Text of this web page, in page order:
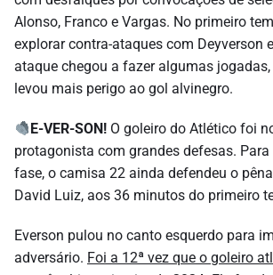
Alonso, Franco e Vargas. No primeiro
explorar contra-ataques com Deyverson
ataque chegou a fazer algumas
levou mais perigo ao gol alvinegro.
E-VER-SON! O goleiro do Atlético foi
protagonista com grandes defesas.
fase, o camisa 22 ainda defendeu o
David Luiz, aos 36 minutos do primeiro
Everson pulou no canto esquerdo para
adversário. Foi a 12ª vez que o goleiro